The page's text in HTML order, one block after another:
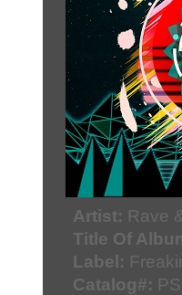
Artist: Rave
Title Of
Label:
Catalog#: